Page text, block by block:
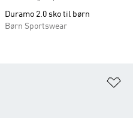
Duramo 2.0 sko til børn
Børn Sportswear